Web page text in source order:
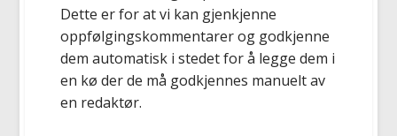
Dette er for at vi kan gjenkjenne
oppfølgingskommentarer og godkjenne
dem automatisk i stedet for å legge dem i
en kø der de må godkjennes manuelt av
en redaktør.